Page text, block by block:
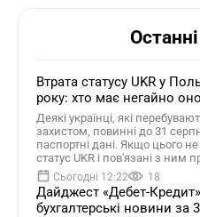
Втрата статусу UKR у
року: хто має негайно
Деякі українці, які
захистом, повинні до 31
паспортні дані. Якщо цього
статус UKR і пов'язані з ним
Сьогодні 12:22 18
Дайджест «Дебет-
бухгалтерські новини за